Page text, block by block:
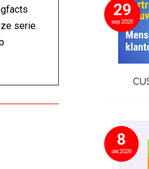
serie.
29
sep 2026
8
okt 2026